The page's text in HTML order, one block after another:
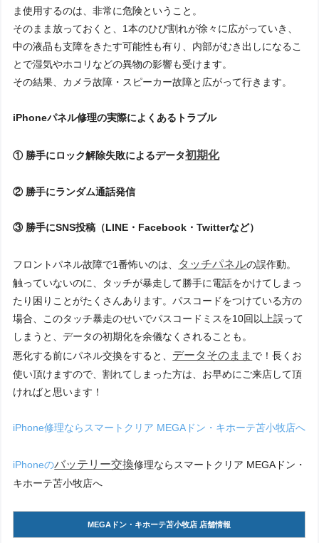
ま使用するのは、非常に危険ということ。
そのまま放っておくと、1本のひび割れが徐々に広がっていき、
中の液晶も支障をきたす可能性も有り、内部がむき出しになるこ
とで湿気やホコリなどの異物の影響も受けます。
その結果、カメラ故障・スピーカー故障と広がって行きます。
iPhoneパネル修理の実際によくあるトラブル
① 勝手にロック解除失敗によるデータ初期化
② 勝手にランダム通話発信
③ 勝手にSNS投稿（LINE・Facebook・Twitterなど）
フロントパネル故障で1番怖いのは、 タッチパネルの誤作動。
触っていないのに、タッチが暴走して勝手に電話をかけてしまっ
たり困りことがたくさんあります。パスコードをつけている方の
場合、このタッチ暴走のせいでパスコードミスを10回以上誤って
しまうと、データの初期化を余儀なくされることも。
悪化する前にパネル交換をすると、 データそのまま で！長くお
使い頂けますので、割れてしまった方は、お早めにご来店して頂
ければと思います！
iPhone修理ならスマートクリア MEGAドン・キホーテ苫小牧店へ
iPhoneのバッテリー交換修理ならスマートクリア MEGAドン・
キホーテ苫小牧店へ
MEGAドン・キホーテ苫小牧店 店舗情報